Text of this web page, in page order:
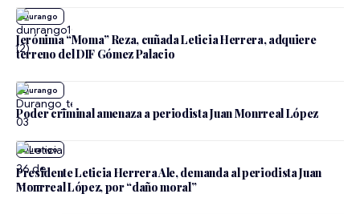
Durango
Jerónima “Moma” Reza, cuñada Leticia Herrera, adquiere
terreno del DIF Gómez Palacio
Durango
Poder criminal amenaza a periodista Juan Monrreal López
Durango
Presidente Leticia Herrera Ale, demanda al periodista Juan
Monrreal López, por “daño moral”